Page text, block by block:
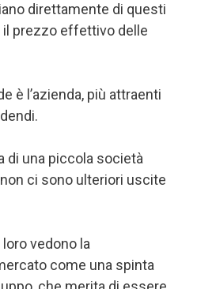
direttamente di questi
prezzo effettivo delle
è l’azienda, più attraenti
di una piccola società
ci sono ulteriori uscite
vedono la
come una spinta